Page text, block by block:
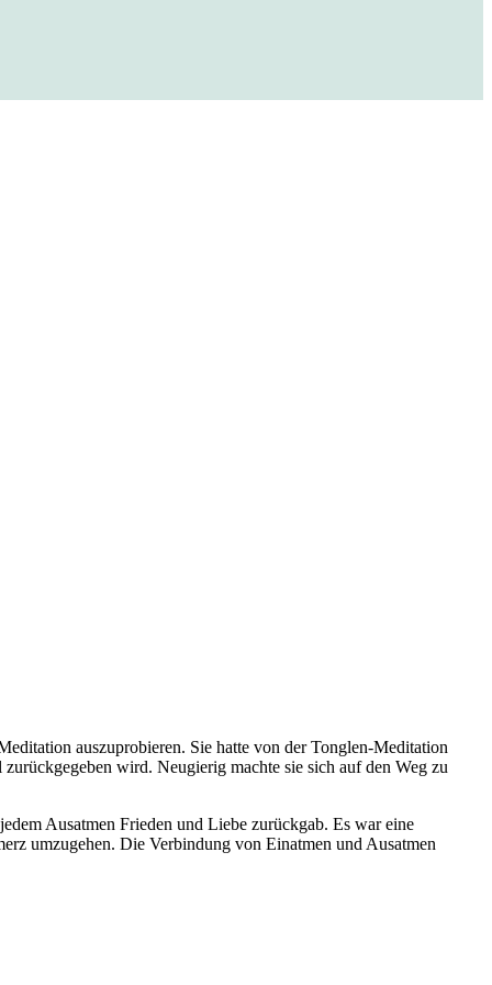
auszuprobieren. Sie hatte von der Tonglen-Meditation
wird. Neugierig machte sie sich auf den Weg zu
Ausatmen Frieden und Liebe zurückgab. Es war eine
umzugehen. Die Verbindung von Einatmen und Ausatmen